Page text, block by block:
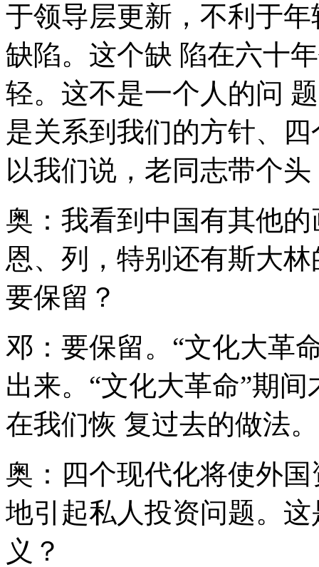
于领导层更新，不利于
缺陷。这个缺 陷在六十
轻。这不是一个人的问
是关系到我们的方针、
以我们说，老同志带个
奥：我看到中国有其他
恩、列，特别还有斯大
要保留？
邓：要保留。“文化大革
出来。“文化大革命”期
在我们恢 复过去的做法。
奥：四个现代化将使外
地引起私人投资问题。
义？